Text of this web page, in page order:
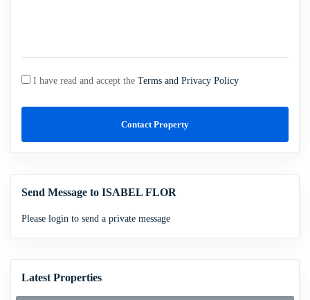
I have read and accept the Terms and Privacy Policy
Contact Property
Send Message to ISABEL FLOR
Please login to send a private message
Latest Properties